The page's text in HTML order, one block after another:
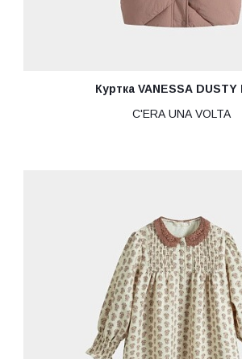
Куртка VANESSA DUSTY
C'ERA UNA VOLTA